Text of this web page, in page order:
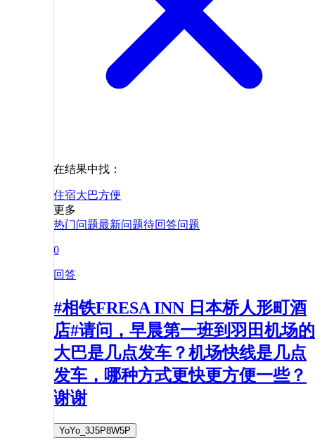
在结果中找：
住宿大巴方便
更多
热门问题最新问题待回答问题
0
回答
#相铁FRESA INN 日本桥人形町酒
店#请问，早晨第一班到羽田机场的
大巴是几点发车？机场快线是几点
发车，哪种方式更快更方便一些？
谢谢
YoYo_3J5P8W5P